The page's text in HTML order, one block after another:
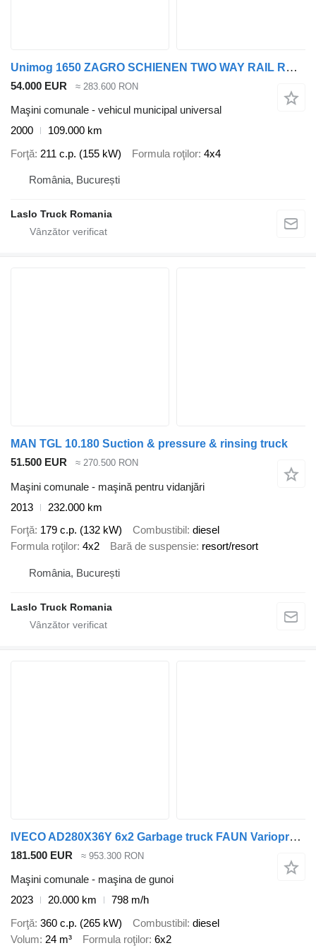
Unimog 1650 ZAGRO SCHIENEN TWO WAY RAIL ROAD
54.000 EUR ≈ 283.600 RON
Maşini comunale - vehicul municipal universal
2000
109.000 km
Forţă 211 c.p. (155 kW) Formula roţilor 4x4
România, București
Laslo Truck Romania
MAN TGL 10.180 Suction & pressure & rinsing truck
51.500 EUR
≈ 270.500 RON
Maşini comunale - maşină pentru vidanjări
2013
232.000 km
Forţă 179 c.p. (132 kW) Combustibil diesel
Formula roţilor 4x2 Bară de suspensie resort/resort
România, București
Laslo Truck Romania
IVECO AD280X36Y 6x2 Garbage truck FAUN Variopress 524
181.500 EUR ≈ 953.300 RON
Maşini comunale - maşina de gunoi
2023
20.000 km
798 m/h
Forţă 360 c.p. (265 kW) Combustibil diesel
Volum 24 m³ Formula roţilor 6x2